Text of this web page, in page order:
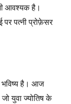
आवश्यक है।
पत्नी प्रोफ़ेसर
भविष्य है। आज
युवा ज्योतिष के